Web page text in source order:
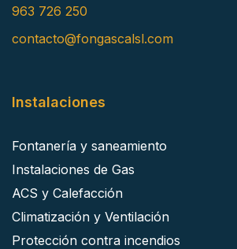
Instalaciones
Fontanería y saneamiento
Instalaciones de Gas
ACS y Calefacción
Climatización y Ventilación
Protección contra incendios
963 726 250
contacto@fongascalsl.com